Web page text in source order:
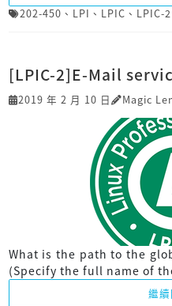
202-450 、 LPI 、 LPIC 、 LPIC-2
[LPIC-2]E-Mail
2019 年 2 月 10 日 Magic
What is the path to the
(Specify the full name of
繼